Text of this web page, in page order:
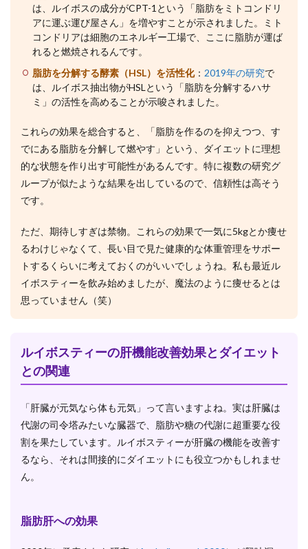
は、ルイボスの成分がCPT-1という「脂肪をミトコンドリ
アに運ぶ運び屋さん」を増やすことが示されました。ミト
コンドリアは細胞のエネルギー工場で、ここに脂肪が運ば
れると燃焼されるんです。
脂肪を分解する酵素（HSL）を活性化： 2019年の研究で
は、ルイボス抽出物がHSLという「脂肪を分解するハサ
ミ」の活性を高めることが示唆されました。
これらの効果を総合すると、「脂肪を作るのを抑えつつ、す
でにある脂肪を分解して燃やす」という、ダイエットに理想
的な状態を作り出す可能性があるんです。特に複数の研究グ
ループが似たような結果を出しているので、信頼性は高そう
です。
ただ、期待しすぎは禁物。これらの効果で一気に5kgとか痩せ
るわけじゃなくて、長い目で見た健康的な体重管理をサポー
トするくらいに考えておくのがいいでしょうね。私も最近ル
イボスティーを飲み始めましたが、魔法のように痩せるとは
思っていません（笑）
ルイボスティーの肝機能改善効果とダイエット
との関連
「肝臓が元気なら体も元気」って言いますよね。実は肝臓は
代謝の司令塔みたいな臓器で、脂肪や糖の代謝に超重要な役
割を果たしています。ルイボスティーが肝臓の機能を改善す
るなら、それは間接的にダイエットにも役立つかもしれませ
ん。
脂肪肝への効果